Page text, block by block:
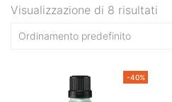
Visualizzazione di 8 risultati
Ordinamento predefinito
-40%